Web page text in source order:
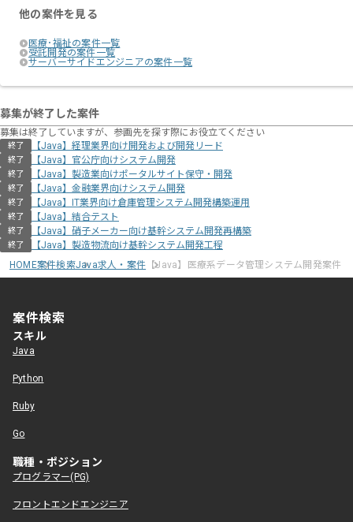
他の案件を見る
医療･福祉の案件一覧
受託開発の案件一覧
サーバーサイドエンジニアの案件一覧
募集が終了した案件
募集は終了していますが、参画先を探す際にお役立てください
終了 【Java】経理業界向け開発および開発リード
終了 【Java】官公庁向けシステム開発
終了 【Java】製造業向けポータルサイト保守・開発
終了 【Java】金融業界向けシステム開発
終了 【Java】IT業界向け倉庫管理システム開発構築運用
終了 【Java】結合テスト
終了 【Java】硝子メーカー向け基幹システム開発再構築
終了
【Java】製造物流向け基幹システム開発工程
HOME案件検索Java求人・案件 【Java】医療系データ管理システム開発案件
案件検索
スキル
Java
Python
Ruby
Go
職種・ポジション
プログラマー(PG)
フロントエンドエンジニア